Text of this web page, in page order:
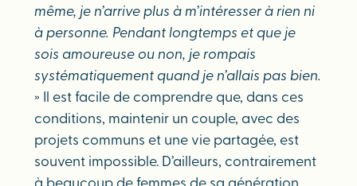
même, je n’arrive plus à m’intéresser à rien ni
à personne. Pendant longtemps et que je
sois amoureuse ou non, je rompais
systématiquement quand je n’allais pas bien.
» Il est facile de comprendre que, dans ces
conditions, maintenir un couple, avec des
projets communs et une vie partagée, est
souvent impossible. D’ailleurs, contrairement